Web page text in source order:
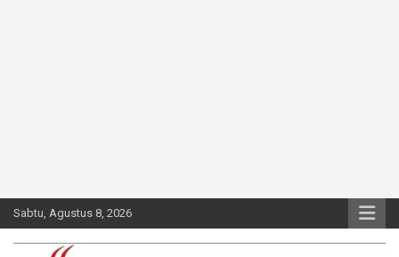
Sabtu, Agustus 8, 2026